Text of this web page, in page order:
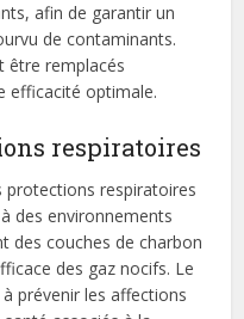
afin de garantir un
de contaminants.
être remplacés
efficacité optimale.
respiratoires
protections respiratoires
des environnements
des couches de charbon
des gaz nocifs. Le
prévenir les affections